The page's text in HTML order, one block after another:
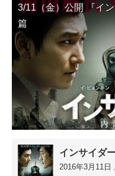
3/11（金）公開 『イ
篇
インサイダ
2016年3月11